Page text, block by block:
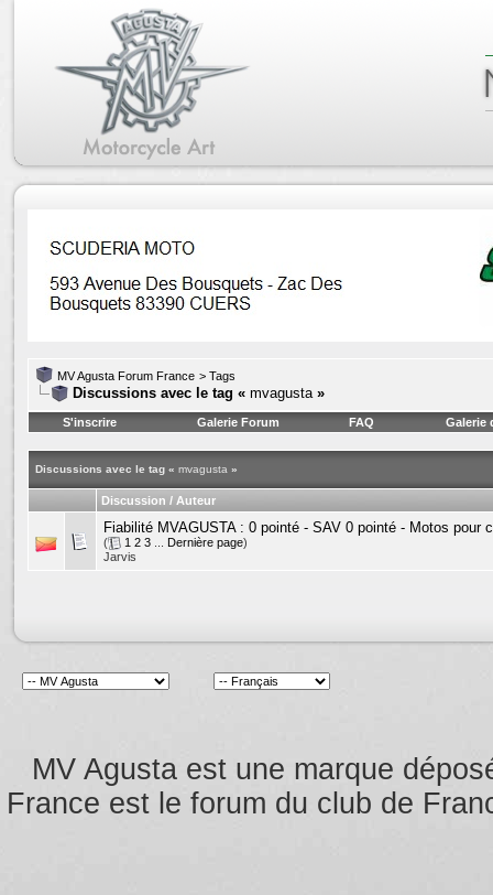
MV Agusta Forum France > Tags
Discussions avec le tag « mvagusta»
S'inscrire Galerie Forum FAQ Galerie
Discussions avec le tag « mvagusta »
Discussion / Auteur
Fiabilité MVAGUSTA : 0 pointé - SAV 0 pointé - Motos pour
( 1 2 3 Dernière page)
Jarvis
MV Agusta est une marque
France est le forum du club de